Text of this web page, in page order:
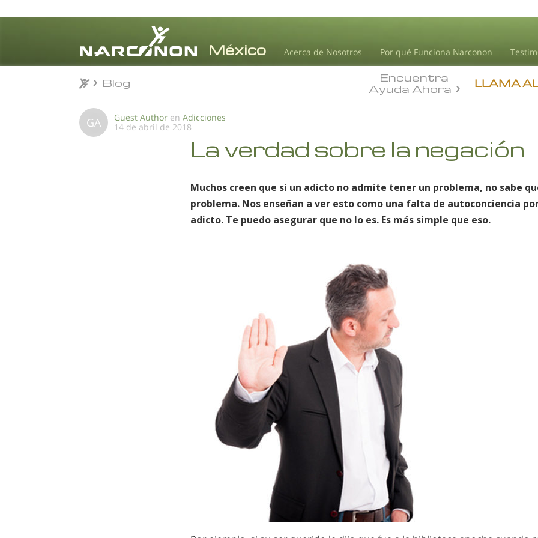
Acerca de Nosotros Por qué Funciona Narconon
LLAMA
Encuentra
Ayuda Ahora
Blog
GA Guest Author en Adicciones
14 de abril de 2018
La verdad sobre la negación
Muchos creen que si un adicto no admite tener un problema, no sabe
problema. Nos enseñan a ver esto como una falta de autoconciencia
adicto. Te puedo asegurar que no lo es. Es más simple que eso.
Blog